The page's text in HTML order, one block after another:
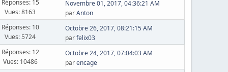
Réponses: 15
Vues: 8163
Novembre 01, 2017, 04:36:21 AM
parAnton
Réponses: 10
Vues: 5724
Octobre 26, 2017, 08:21:15 AM
parfelix03
Réponses: 12
Vues: 10486
Octobre 24, 2017, 07:04:03 AM
parencage